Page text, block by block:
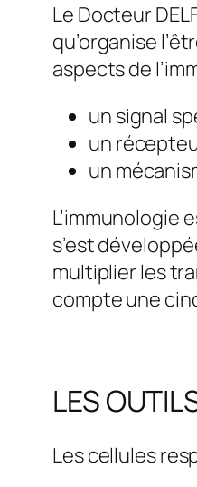
Le Docteur
qu’organise
aspects de
un signal
un
un
L’immunologie
s’est
multiplier les
compte une
LES
Les cellules